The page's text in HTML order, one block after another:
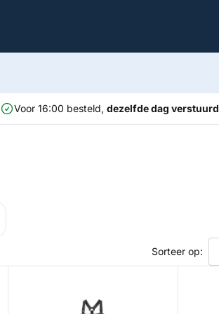
Voor 16:00 besteld, dezelfde dag verstuurd
Sorteer op: